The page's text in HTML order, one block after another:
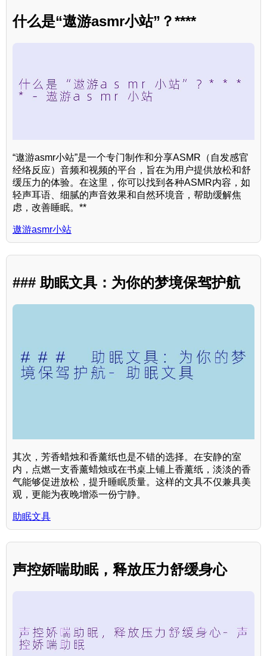
什么是“遨游asmr小站”？****
“遨游asmr小站”是一个专门制作和分享ASMR（自发感官
经络反应）音频和视频的平台，旨在为用户提供放松和舒
缓压力的体验。在这里，你可以找到各种ASMR内容，如
轻声耳语、细腻的声音效果和自然环境音，帮助缓解焦
虑，改善睡眠。**
遨游asmr小站
### 助眠文具：为你的梦境保驾护航
其次，芳香蜡烛和香薰纸也是不错的选择。在安静的室
内，点燃一支香薰蜡烛或在书桌上铺上香薰纸，淡淡的香
气能够促进放松，提升睡眠质量。这样的文具不仅兼具美
观，更能为夜晚增添一份宁静。
助眠文具
声控娇喘助眠，释放压力舒缓身心